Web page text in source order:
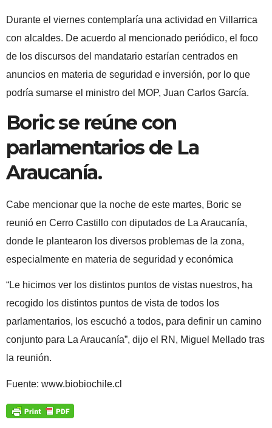
Durante el viernes contemplaría una actividad en Villarrica
con alcaldes. De acuerdo al mencionado periódico, el foco
de los discursos del mandatario estarían centrados en
anuncios en materia de seguridad e inversión, por lo que
podría sumarse el ministro del MOP, Juan Carlos García.
Boric se reúne con
parlamentarios de La
Araucanía.
Cabe mencionar que la noche de este martes, Boric se
reunió en Cerro Castillo con diputados de La Araucanía,
donde le plantearon los diversos problemas de la zona,
especialmente en materia de seguridad y económica
“Le hicimos ver los distintos puntos de vistas nuestros, ha
recogido los distintos puntos de vista de todos los
parlamentarios, los escuchó a todos, para definir un camino
conjunto para La Araucanía”, dijo el RN, Miguel Mellado tras
la reunión.
Fuente: www.biobiochile.cl